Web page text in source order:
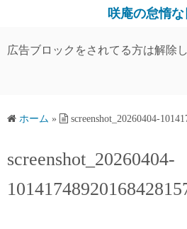
テ
ス
ッ
咲庵の怠惰な
広告ブロックをされてる方は解除
ホーム » screenshot_20260404-
screenshot_20260404-